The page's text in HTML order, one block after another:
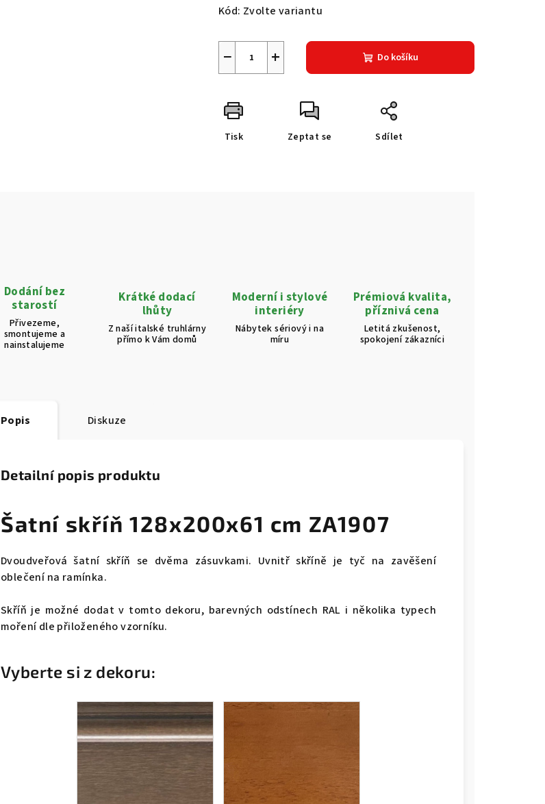
Kód: Zvolte variantu
+
− Do košíku
Tisk Zeptat se Sdílet
Dodání bez
starostí
Přivezeme,
smontujeme a
nainstalujeme
Krátké dodací
lhůty
Z naší italské truhlárny
přímo k Vám domů
Moderní i stylové
interiéry
Nábytek sériový i na
míru
Prémiová kvalita,
příznivá cena
Letitá zkušenost,
spokojení zákazníci
Popis Diskuze
Detailní popis produktu
Šatní skříň 128x200x61 cm ZA1907
Dvoudveřová šatní skříň se dvěma zásuvkami. Uvnitř skříně je tyč na zavěšení
oblečení na ramínka.
Skříň je možné dodat v tomto dekoru, barevných odstínech RAL i několika typech
moření dle přiloženého vzorníku.
Vyberte si z dekoru: